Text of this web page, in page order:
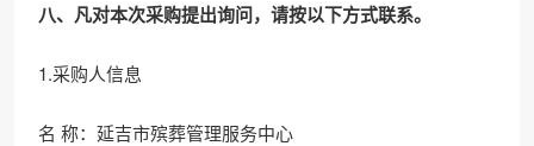
八、凡对本次采购提出询问，请按以下方式联系。
1.采购人信息
名 称：延吉市殡葬管理服务中心